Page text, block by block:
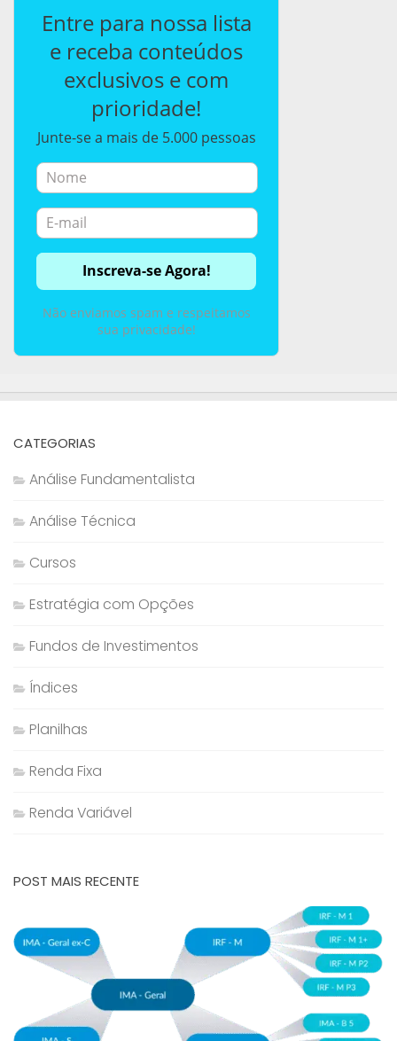
Entre para nossa lista
e receba conteúdos
exclusivos e com
prioridade!
Junte-se a mais de 5.000 pessoas
Não enviamos spam e respeitamos
sua privacidade!
CATEGORIAS
Análise Fundamentalista
Análise Técnica
Cursos
Estratégia com Opções
Fundos de Investimentos
Índices
Planilhas
Renda Fixa
Renda Variável
POST MAIS RECENTE